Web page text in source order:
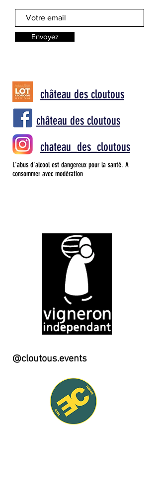
Envoyez
château des cloutous
château des cloutous
chateau_des_cloutous
L'abus d'alcool est dangereux pour la santé. A
consommer avec modération
@cloutous.events